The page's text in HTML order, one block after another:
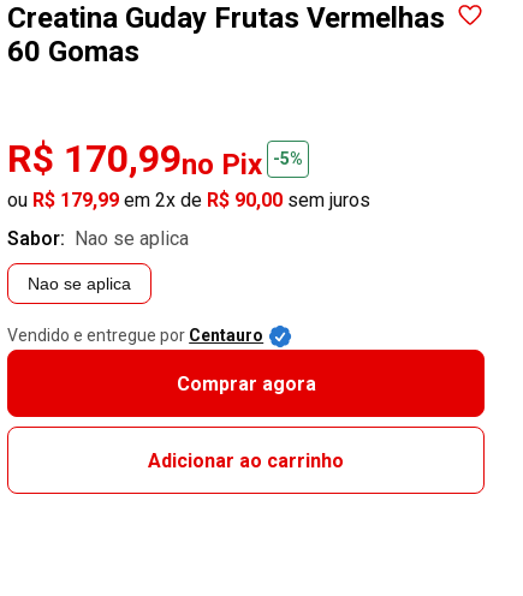
Creatina Guday Frutas Vermelhas
60 Gomas
R$ 170,99no Pix -5%
ou R$ 179,99 em 2x de R$ 90,00 sem juros
Sabor:
nao se aplica
Nao se aplica
Vendido e entregue por Centauro
Comprar agora
Adicionar ao carrinho